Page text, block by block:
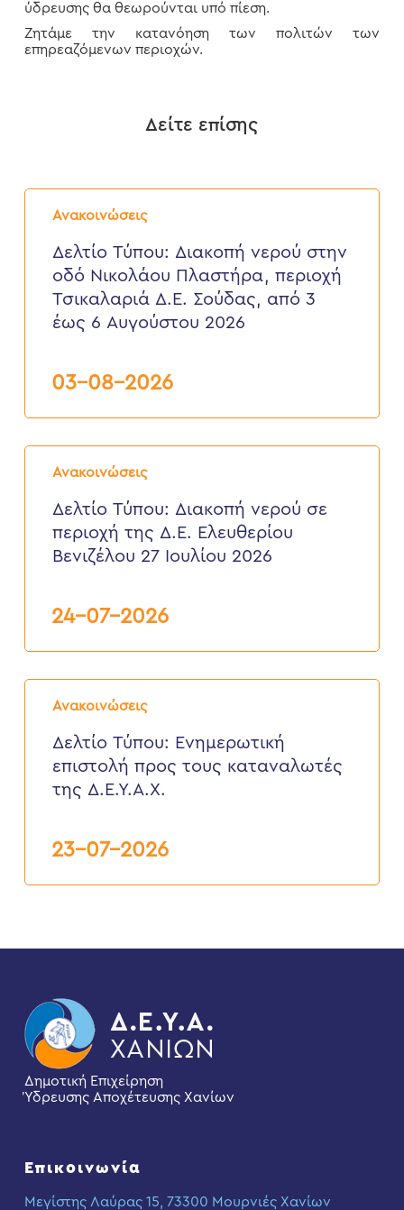
ύδρευσης θα θεωρούνται υπό πίεση.
Ζητάμε την κατανόηση των πολιτών των
επηρεαζόμενων περιοχών.
Δείτε επίσης
Ανακοινώσεις
Δελτίο
Τύπου:
νερού
στην
Νικολάου
Πλαστήρα,
περιοχή
Σούδας,
έως
2026
Δελτίο Τύπου: Διακοπή νερού στην
οδό Νικολάου Πλαστήρα, περιοχή
Τσικαλαριά Δ.Ε. Σούδας, από 3
έως 6 Αυγούστου 2026
03-08-2026
Ανακοινώσεις
Δελτίο
Τύπου:
νερού
περιοχή
2026
Δελτίο Τύπου: Διακοπή νερού σε
περιοχή της Δ.Ε. Ελευθερίου
Βενιζέλου 27 Ιουλίου 2026
24-07-2026
Ανακοινώσεις
Δελτίο
Τύπου:
επιστολή
προς
τους
καταναλωτές
Δελτίο Τύπου: Eνημερωτική
επιστολή προς τους καταναλωτές
της Δ.Ε.Υ.Α.Χ.
23-07-2026
Δημοτική Επιχείρηση
Ύδρευσης Αποχέτευσης Χανίων
Επικοινωνία
Μεγίστης Λαύρας 15, 73300 Μουρνιές Χανίων